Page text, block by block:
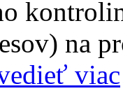
na
viac